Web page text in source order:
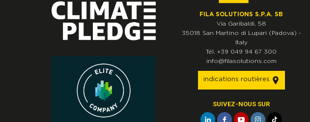
FILA SOLUTIONS S.P.A. SB
Via Garibaldi, 58
35018 San Martino di Lupari (Padova) -
Italy
Tél. +39 049 94 67 300
info@filasolutions.com
indications routières
SUIVEZ-NOUS SUR